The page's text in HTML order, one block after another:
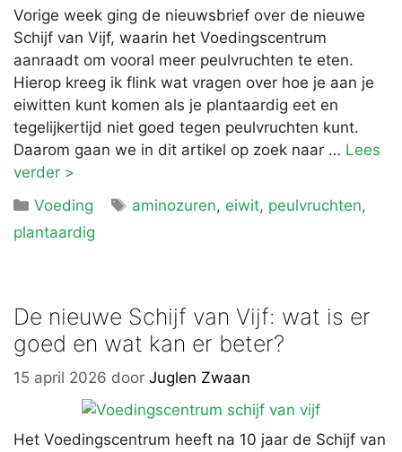
Vorige week ging de nieuwsbrief over de nieuwe
Schijf van Vijf, waarin het Voedingscentrum
aanraadt om vooral meer peulvruchten te eten.
Hierop kreeg ik flink wat vragen over hoe je aan je
eiwitten kunt komen als je plantaardig eet en
tegelijkertijd niet goed tegen peulvruchten kunt.
Daarom gaan we in dit artikel op zoek naar … Lees
verder >
Categorieën
Voeding Tags
aminozuren,eiwit, peulvruchten,
plantaardig
De nieuwe Schijf van Vijf: wat is er
goed en wat kan er beter?
15 april 2026 door Juglen Zwaan
Het Voedingscentrum heeft na 10 jaar de Schijf van